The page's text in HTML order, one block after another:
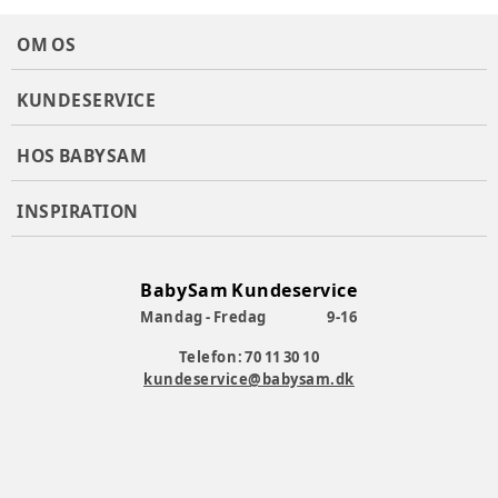
OM OS
KUNDESERVICE
HOS BABYSAM
INSPIRATION
BabySam Kundeservice
Mandag - Fredag
9-16
Telefon: 70 11 30 10
kundeservice@babysam.dk